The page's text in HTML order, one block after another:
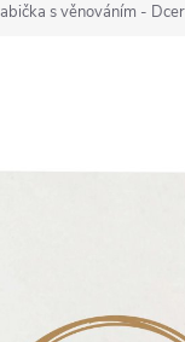
s věnováním -